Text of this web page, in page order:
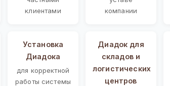
клиентами
компании
Установка
Диадока
для корректной
работы системы
Диадок для
складов и
логистических
центров